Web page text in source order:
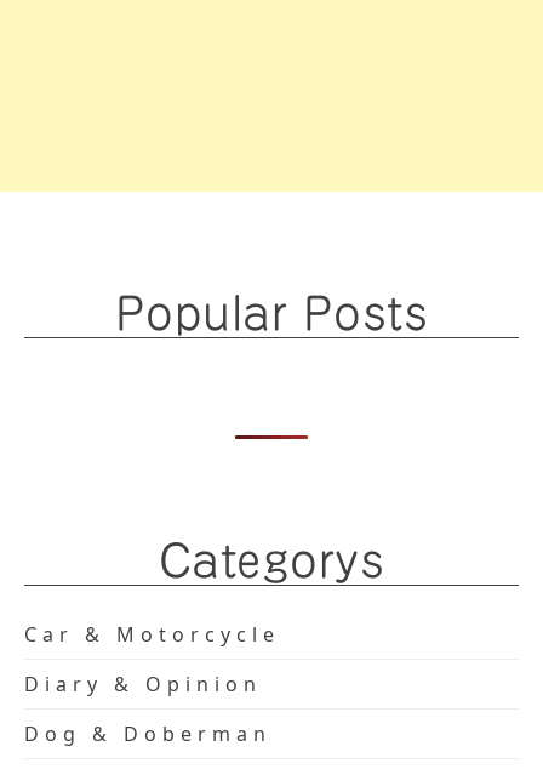
Popular Posts
Categorys
Car & Motorcycle
Diary & Opinion
Dog & Doberman